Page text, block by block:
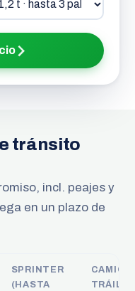
tránsito
incl. peajes y
en un plazo de
SPRINTER
(HASTA
CAMIÓN
TRÁILER